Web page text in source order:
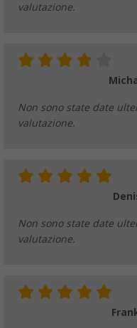
valutazione.
Non sono state date
valutazione.
Non sono state date
valutazione.